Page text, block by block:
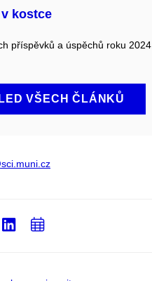
v kostce
příspěvků a úspěchů roku 2024
VŠECH ČLÁNKŮ
LinkedIn
Přidat